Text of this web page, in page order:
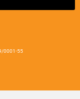
0001-55